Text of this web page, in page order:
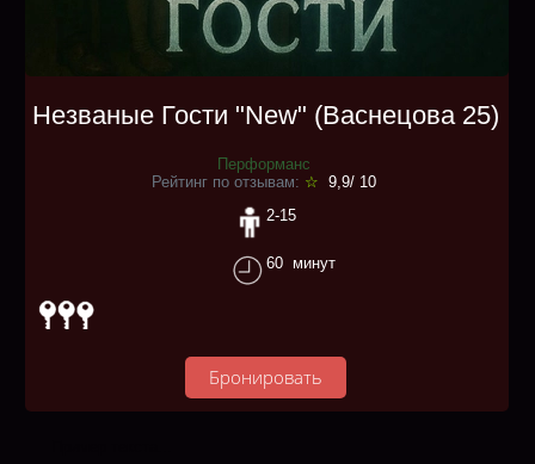
Незваные Гости "New" (Васнецова 25)
Перформанс
Рейтинг по отзывам: ☆ 9,9/ 10
2-15
60 минут
Бронировать